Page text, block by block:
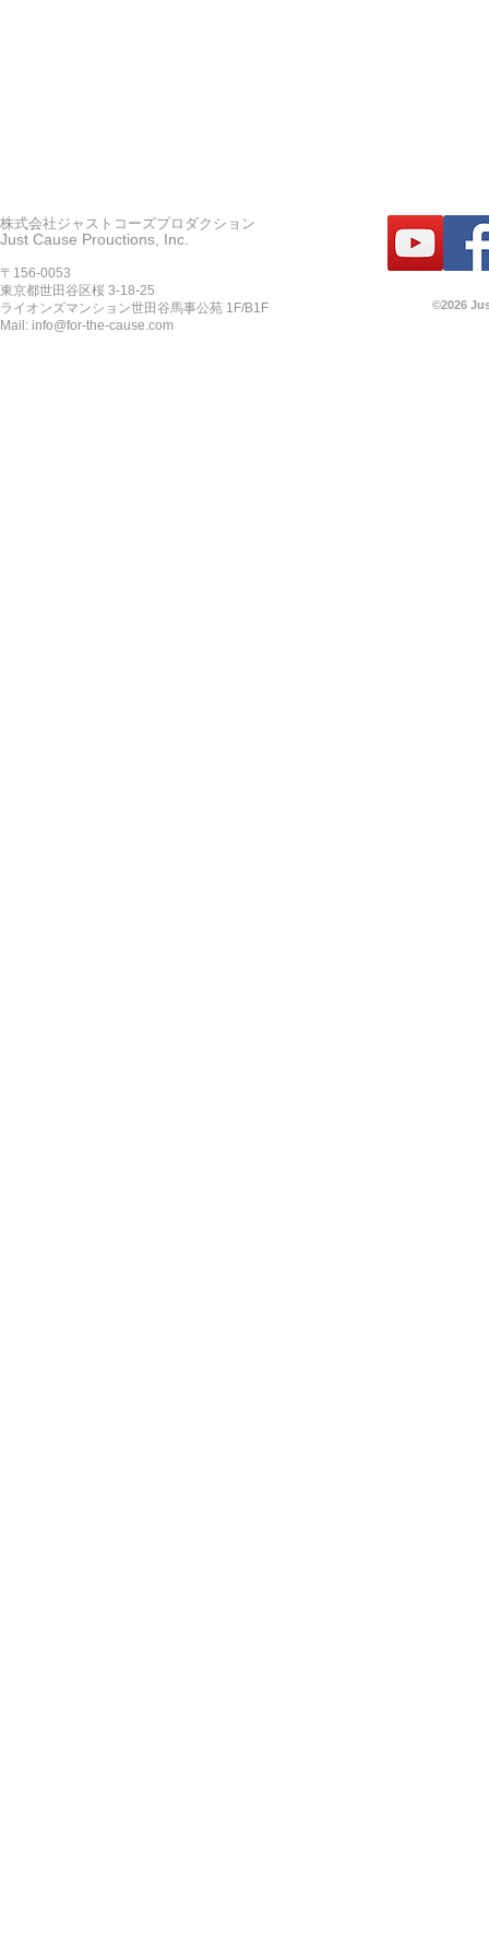
株式会社ジャストコーズプロダクション
Just Cause Prouctions, Inc.
〒156-0053
東京都世田谷区桜 3-18-25
ライオンズマンション世田谷馬事公苑 1F/B1F
Mail: info@for-the-cause.com
©2026